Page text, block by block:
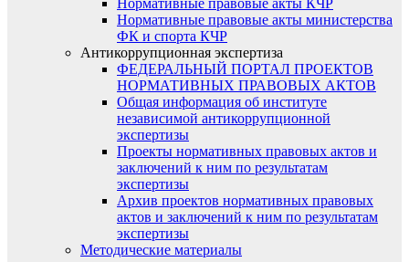
Нормативные правовые акты КЧР
Нормативные правовые акты министерства
ФК и спорта КЧР
Антикоррупционная экспертиза
ФЕДЕРАЛЬНЫЙ ПОРТАЛ ПРОЕКТОВ
НОРМАТИВНЫХ ПРАВОВЫХ АКТОВ
Общая информация об институте
независимой антикоррупционной
экспертизы
Проекты нормативных правовых актов и
заключений к ним по результатам
экспертизы
Архив проектов нормативных правовых
актов и заключений к ним по результатам
экспертизы
Методические материалы